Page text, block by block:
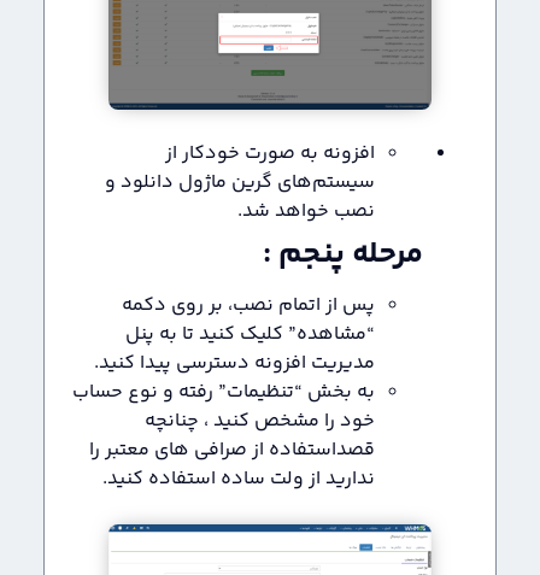
افزونه به صورت خودکار از
سیستم‌های گرین ماژول دانلود و
نصب خواهد شد.
مرحله پنجم :
پس از اتمام نصب، بر روی دکمه
“مشاهده” کلیک کنید تا به پنل
مدیریت افزونه دسترسی پیدا کنید.
به بخش “تنظیمات” رفته و نوع حساب
خود را مشخص کنید ، چنانچه
قصداستفاده از صرافی های معتبر را
ندارید از ولت ساده استفاده کنید.